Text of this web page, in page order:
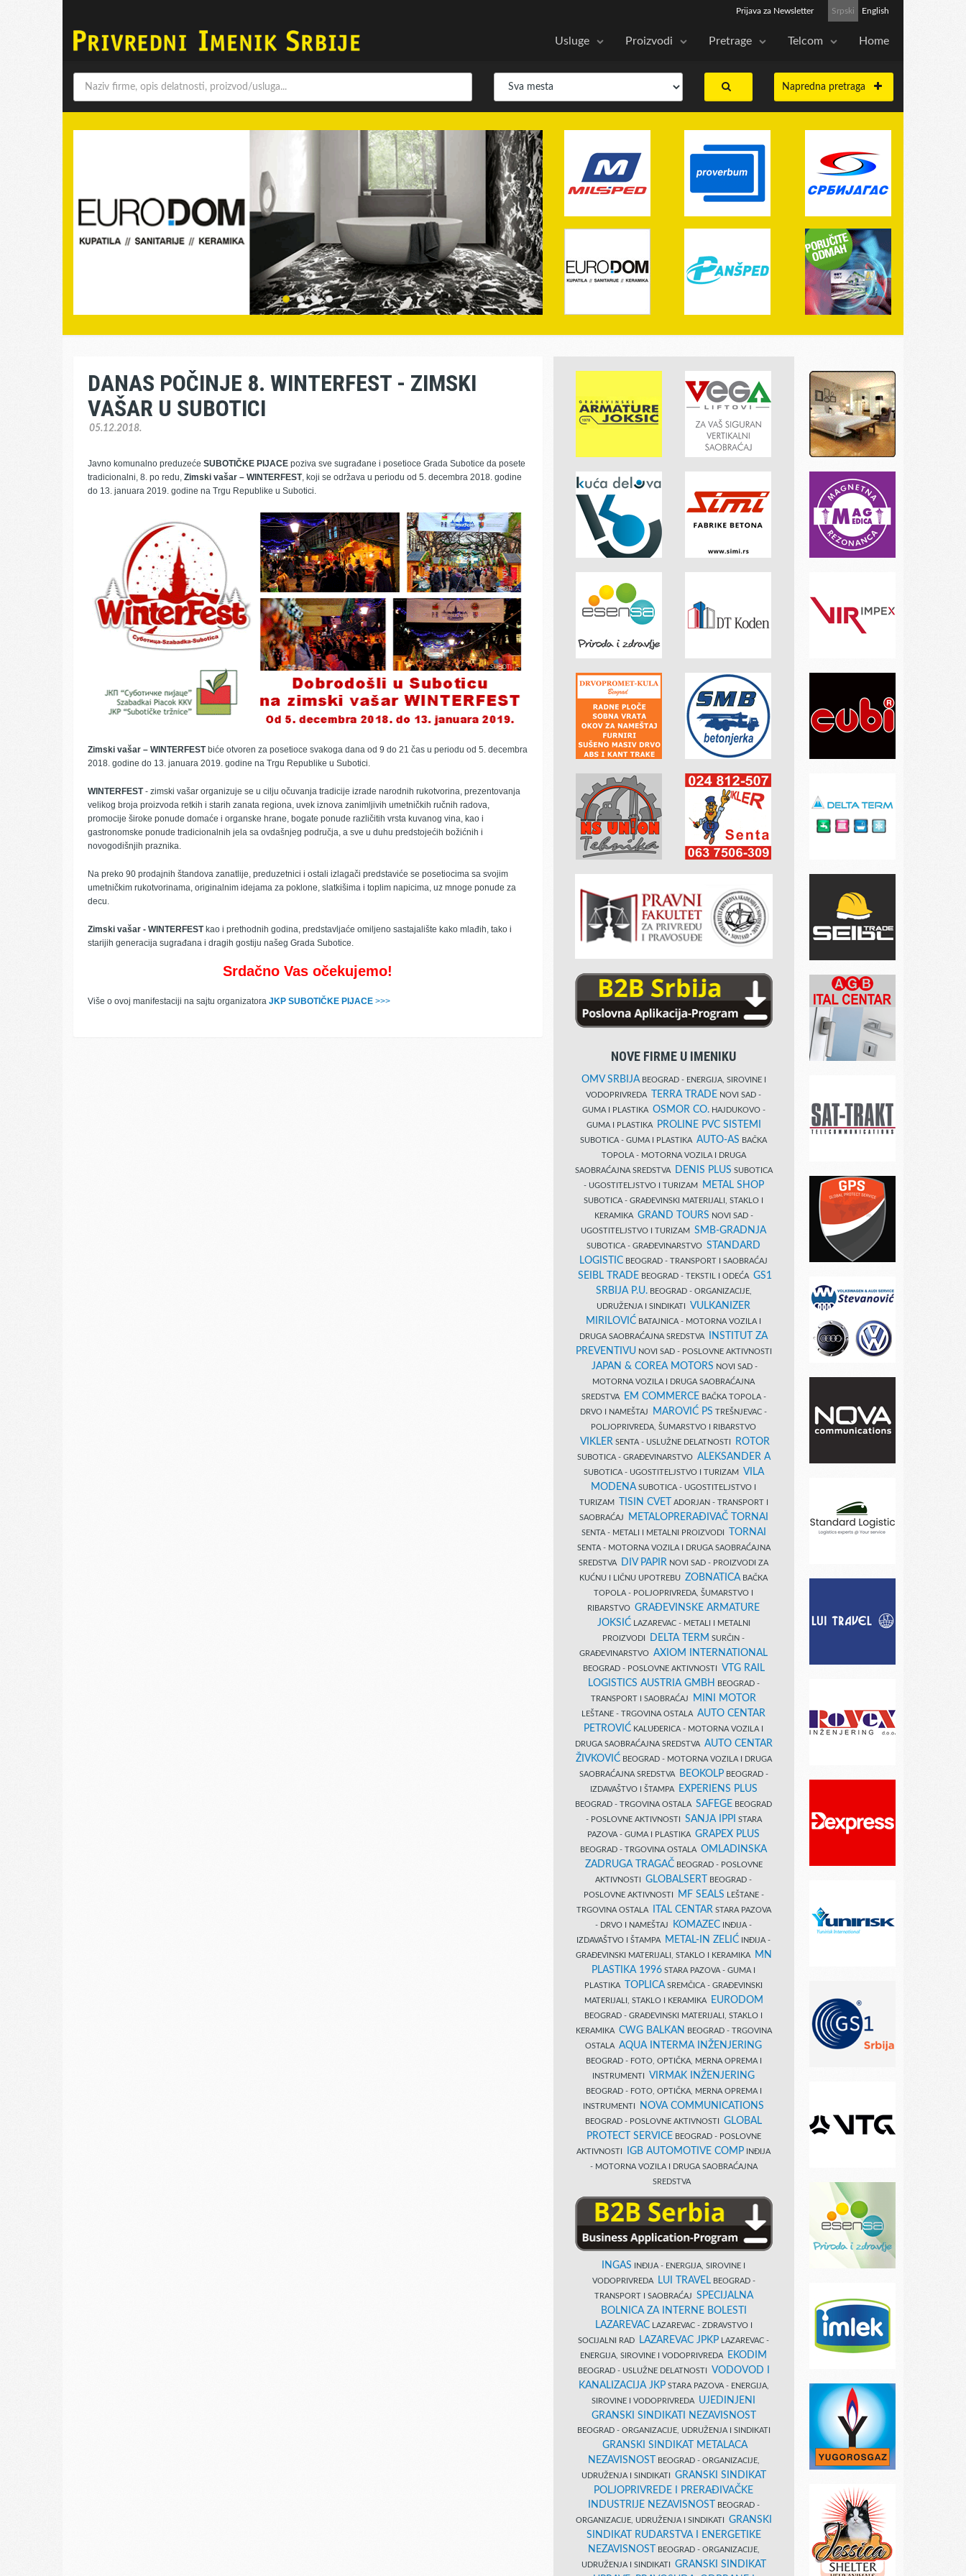
Srpski English
Prijava za Newsletter
Usluge Proizvodi Pretrage Telcom Home
Napredna pretraga
DANAS POČINJE 8. WINTERFEST - ZIMSKI
VAŠAR U SUBOTICI
05.12.2018.
Javno komunalno preduzeće SUBOTIČKE PIJACE poziva sve sugrađane i posetioce Grada Subotice da posete
tradicionalni, 8. po redu, Zimski vašar – WINTERFEST, koji se održava u periodu od 5. decembra 2018. godine
do 13. januara 2019. godine na Trgu Republike u Subotici.
Zimski vašar – WINTERFESTbiće otvoren za posetioce svakoga dana od 9 do 21 čas u periodu od 5. decembra
2018. godine do 13. januara 2019. godine na Trgu Republike u Subotici.
WINTERFEST- zimski vašar organizuje se u cilju očuvanja tradicije izrade narodnih rukotvorina, prezentovanja
velikog broja proizvoda retkih i starih zanata regiona, uvek iznova zanimljivih umetničkih ručnih radova,
promocije široke ponude domaće i organske hrane, bogate ponude različitih vrsta kuvanog vina, kao i
gastronomske ponude tradicionalnih jela sa ovdašnjeg područja, a sve u duhu predstojećih božićnih i
novogodišnjih praznika.
Na preko 90 prodajnih štandova zanatlije, preduzetnici i ostali izlagači predstaviće se posetiocima sa svojim
umetničkim rukotvorinama, originalnim idejama za poklone, slatkišima i toplim napicima, uz mnoge ponude za
decu.
Zimski vašar - WINTERFESTkao i prethodnih godina, predstavljaće omiljeno sastajalište kako mlađih, tako i
starijih generacija sugrađana i dragih gostiju našeg Grada Subotice.
Srdačno Vas očekujemo!
Više o ovoj manifestaciji na sajtu organizatora JKP SUBOTIČKE PIJACE >>>
NOVE FIRME U IMENIKU
OMV SRBIJABEOGRAD - ENERGIJA, SIROVINE I
VODOPRIVREDA
TERRA TRADE NOVI SAD -
GUMA I PLASTIKA OSMOR CO.HAJDUKOVO -
GUMA I PLASTIKA
PROLINE PVC SISTEMI
SUBOTICA - GUMA I PLASTIKA AUTO-AS BAČKA
TOPOLA - MOTORNA VOZILA I DRUGA
SAOBRAĆAJNA SREDSTVA
DENIS PLUS SUBOTICA
- UGOSTITELJSTVO I TURIZAM
METAL SHOP
SUBOTICA - GRAĐEVINSKI MATERIJALI, STAKLO I
KERAMIKA GRAND TOURS NOVI SAD -
UGOSTITELJSTVO I TURIZAM SMB-GRADNJA
SUBOTICA - GRAĐEVINARSTVO STANDARD
LOGISTIC BEOGRAD - TRANSPORT I SAOBRAĆAJ
SEIBL TRADE BEOGRAD - TEKSTIL I ODEĆA GS1
SRBIJA P.U.BEOGRAD - ORGANIZACIJE,
UDRUŽENJA I SINDIKATI VULKANIZER
MIRILOVIĆ BATAJNICA - MOTORNA VOZILA I
DRUGA SAOBRAĆAJNA SREDSTVA
INSTITUT ZA
PREVENTIVUNOVI SAD - POSLOVNE AKTIVNOSTI
JAPAN & COREA MOTORS NOVI SAD -
MOTORNA VOZILA I DRUGA SAOBRAĆAJNA
SREDSTVA
EM COMMERCE BAČKA TOPOLA -
DRVO I NAMEŠTAJ
MAROVIĆ PS TREŠNJEVAC -
POLJOPRIVREDA, ŠUMARSTVO I RIBARSTVO
VIKLER SENTA - USLUŽNE DELATNOSTI ROTOR
SUBOTICA - GRAĐEVINARSTVO ALEKSANDER A
SUBOTICA - UGOSTITELJSTVO I TURIZAM VILA
MODENA SUBOTICA - UGOSTITELJSTVO I
TURIZAM
TISIN CVET
ADORJAN - TRANSPORT I
SAOBRAĆAJ
METALOPRERAĐIVAČ TORNAI
SENTA - METALI I METALNI PROIZVODI TORNAI
SENTA - MOTORNA VOZILA I DRUGA SAOBRAĆAJNA
SREDSTVA
DIV PAPIR NOVI SAD - PROIZVODI ZA
KUĆNU I LIČNU UPOTREBU ZOBNATICA BAČKA
TOPOLA - POLJOPRIVREDA, ŠUMARSTVO I
RIBARSTVO GRAĐEVINSKE ARMATURE
JOKSIĆLAZAREVAC - METALI I METALNI
PROIZVODI
DELTA TERM SURČIN -
GRAĐEVINARSTVO AXIOM INTERNATIONAL
BEOGRAD - POSLOVNE AKTIVNOSTI VTG RAIL
LOGISTICS AUSTRIA GMBH
BEOGRAD -
TRANSPORT I SAOBRAĆAJ
MINI MOTOR
LEŠTANE - TRGOVINA OSTALA AUTO CENTAR
PETROVIĆ KALUĐERICA - MOTORNA VOZILA I
DRUGA SAOBRAĆAJNA SREDSTVA AUTO CENTAR
ŽIVKOVIĆBEOGRAD - MOTORNA VOZILA I DRUGA
SAOBRAĆAJNA SREDSTVA
BEOKOLPBEOGRAD -
IZDAVAŠTVO I ŠTAMPA
EXPERIENS PLUS
BEOGRAD - TRGOVINA OSTALA SAFEGE BEOGRAD
- POSLOVNE AKTIVNOSTI SANJA IPPI
STARA
PAZOVA - GUMA I PLASTIKA GRAPEX PLUS
BEOGRAD - TRGOVINA OSTALA OMLADINSKA
ZADRUGA TRAGAČBEOGRAD - POSLOVNE
AKTIVNOSTI GLOBALSERT
BEOGRAD -
POSLOVNE AKTIVNOSTI
MF SEALS LEŠTANE -
TRGOVINA OSTALA
ITAL CENTAR STARA PAZOVA
- DRVO I NAMEŠTAJ
KOMAZEC INĐIJA -
IZDAVAŠTVO I ŠTAMPA
METAL-IN ZELIĆ INĐIJA -
GRAĐEVINSKI MATERIJALI, STAKLO I KERAMIKA
MN
PLASTIKA 1996 STARA PAZOVA - GUMA I
PLASTIKA
TOPLICA SREMČICA - GRAĐEVINSKI
MATERIJALI, STAKLO I KERAMIKA
EURODOM
BEOGRAD - GRAĐEVINSKI MATERIJALI, STAKLO I
KERAMIKA CWG BALKAN
BEOGRAD - TRGOVINA
OSTALA AQUA INTERMA INŽENJERING
BEOGRAD - FOTO, OPTIČKA, MERNA OPREMA I
INSTRUMENTI VIRMAK INŽENJERING
BEOGRAD - FOTO, OPTIČKA, MERNA OPREMA I
INSTRUMENTI
NOVA COMMUNICATIONS
BEOGRAD - POSLOVNE AKTIVNOSTI GLOBAL
PROTECT SERVICE BEOGRAD - POSLOVNE
AKTIVNOSTI
IGB AUTOMOTIVE COMP INĐIJA
- MOTORNA VOZILA I DRUGA SAOBRAĆAJNA
SREDSTVA
INGAS INĐIJA - ENERGIJA, SIROVINE I
VODOPRIVREDA
LUI TRAVELBEOGRAD -
TRANSPORT I SAOBRAĆAJ SPECIJALNA
BOLNICA ZA INTERNE BOLESTI
LAZAREVACLAZAREVAC - ZDRAVSTVO I
SOCIJALNI RAD
LAZAREVAC JPKP LAZAREVAC -
ENERGIJA, SIROVINE I VODOPRIVREDA
EKODIM
BEOGRAD - USLUŽNE DELATNOSTI VODOVOD I
KANALIZACIJA JKPSTARA PAZOVA - ENERGIJA,
SIROVINE I VODOPRIVREDA UJEDINJENI
GRANSKI SINDIKATI NEZAVISNOST
BEOGRAD - ORGANIZACIJE, UDRUŽENJA I SINDIKATI
GRANSKI SINDIKAT METALACA
NEZAVISNOST
BEOGRAD - ORGANIZACIJE,
UDRUŽENJA I SINDIKATI GRANSKI SINDIKAT
POLJOPRIVREDE I PRERAĐIVAČKE
INDUSTRIJE NEZAVISNOST
BEOGRAD -
ORGANIZACIJE, UDRUŽENJA I SINDIKATI GRANSKI
SINDIKAT RUDARSTVA I ENERGETIKE
NEZAVISNOST
BEOGRAD - ORGANIZACIJE,
UDRUŽENJA I SINDIKATI GRANSKI SINDIKAT